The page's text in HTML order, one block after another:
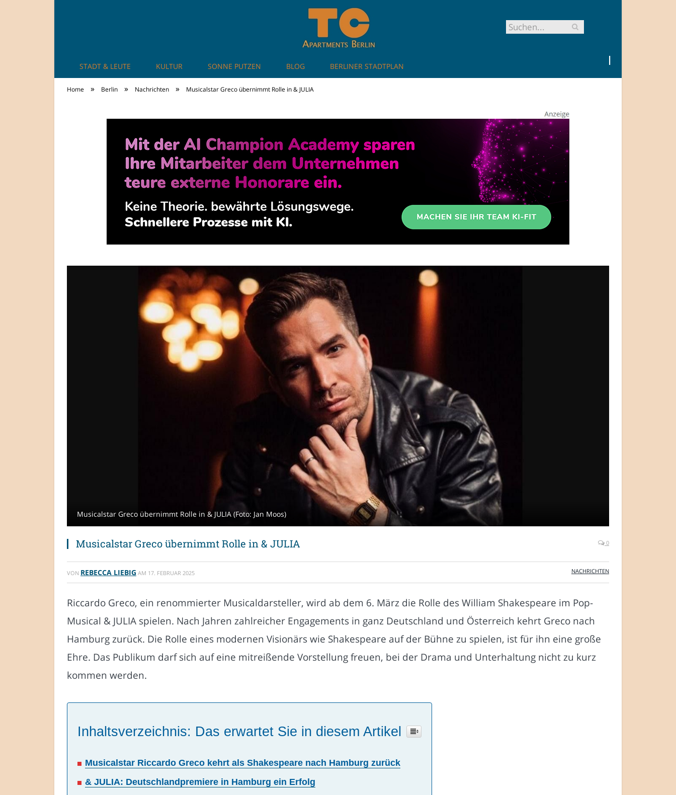
TheCity: Living Apartments in Berlin
STADT & LEUTE KULTUR SONNE PUTZEN BLOG BERLINER STADTPLAN
Home » Berlin » Nachrichten » Musicalstar Greco übernimmt Rolle in & JULIA
Musicalstar Greco übernimmt Rolle in & JULIA (Foto: Jan Moos)
Musicalstar Greco übernimmt Rolle in & JULIA 0
VON REBECCA LIEBIG AM 17. FEBRUAR 2025 NACHRICHTEN
Riccardo Greco, ein renommierter Musicaldarsteller, wird ab dem 6. März die Rolle des William Shakespeare im Pop-
Musical & JULIA spielen. Nach Jahren zahlreicher Engagements in ganz Deutschland und Österreich kehrt Greco nach
Hamburg zurück. Die Rolle eines modernen Visionärs wie Shakespeare auf der Bühne zu spielen, ist für ihn eine große
Ehre. Das Publikum darf sich auf eine mitreißende Vorstellung freuen, bei der Drama und Unterhaltung nicht zu kurz
kommen werden.
Inhaltsverzeichnis: Das erwartet Sie in diesem Artikel
Musicalstar Riccardo Greco kehrt als Shakespeare nach Hamburg zurück
& JULIA: Deutschlandpremiere in Hamburg ein Erfolg